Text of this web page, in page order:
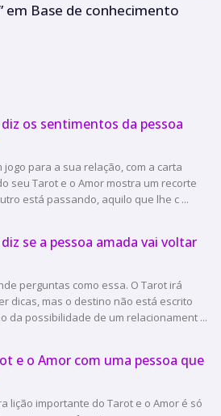
em Base de conhecimento
os sentimentos da pessoa
para a sua relação, com a carta
seu Tarot e o Amor mostra um recorte
está passando, aquilo que lhe c ...
se a pessoa amada vai voltar
perguntas como essa. O Tarot irá
dicas, mas o destino não está escrito
da possibilidade de um relacionament ...
e o Amor com uma pessoa que
lição importante do Tarot e o Amor é só